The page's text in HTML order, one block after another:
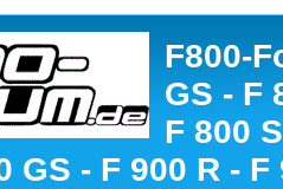
F800-
GS - F
F 800
GS - F 900 R - F